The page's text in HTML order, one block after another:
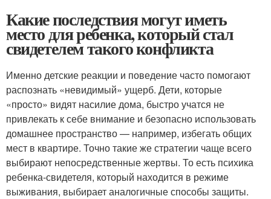
Какие последствия могут иметь
место для ребенка, который стал
свидетелем такого конфликта
Именно детские реакции и поведение часто помогают
распознать «невидимый» ущерб. Дети, которые
«просто» видят насилие дома, быстро учатся не
привлекать к себе внимание и безопасно использовать
домашнее пространство — например, избегать общих
мест в квартире. Точно такие же стратегии чаще всего
выбирают непосредственные жертвы. То есть психика
ребенка-свидетеля, который находится в режиме
выживания, выбирает аналогичные способы защиты.